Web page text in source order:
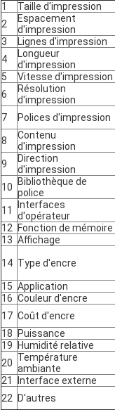
1 Taille d'impression
2
Espacement
d'impression
3
Lignes d'impression
4
Longueur
d'impression
5
Vitesse d'impression
6
Résolution
d'impression
7
Polices d'impression
8
Contenu
d'impression
9
Direction
d'impression
10
Bibliothèque de
police
11
Interfaces
d'opérateur
12
Fonction de mémoire
13 Affichage
14 Type d'encre
15 Application
16 Couleur d'encre
17 Coût d'encre
18
Puissance
19
Humidité relative
20 Température
ambiante
21
Interface externe
22
D'autres